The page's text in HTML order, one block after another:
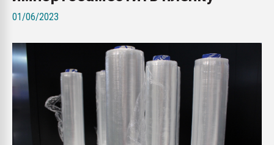
ПЕРЕЙТИ НА
01/06/2023